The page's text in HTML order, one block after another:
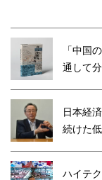
「中国
通して
日本経
続けた
ハイテ